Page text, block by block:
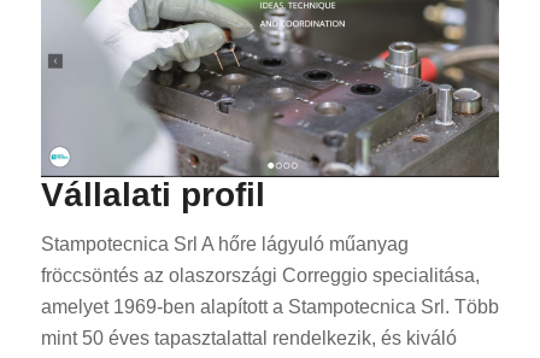
Vállalati profil
Stampotecnica Srl A hőre lágyuló műanyag
fröccsöntés az olaszországi Correggio specialitása,
amelyet 1969-ben alapított a Stampotecnica Srl. Több
mint 50 éves tapasztalattal rendelkezik, és kiváló